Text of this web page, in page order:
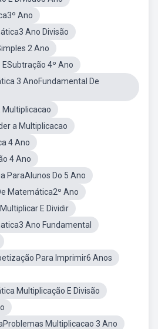
Ano
Ano Divisão
2 Ano
4º Ano
3 AnoFundamental De
Multiplicacao
a Multiplicacao
4 Ano
4 Ano
ParaAlunos Do 5 Ano
Matemática2º Ano
E Dividir
Ano Fundamental
Para Imprimir6 Anos
Multiplicação E Divisão
Multiplicacao 3 Ano